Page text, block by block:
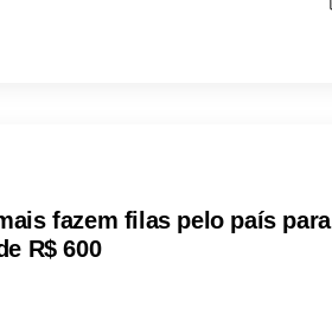
fazem filas pelo país para
R$ 600